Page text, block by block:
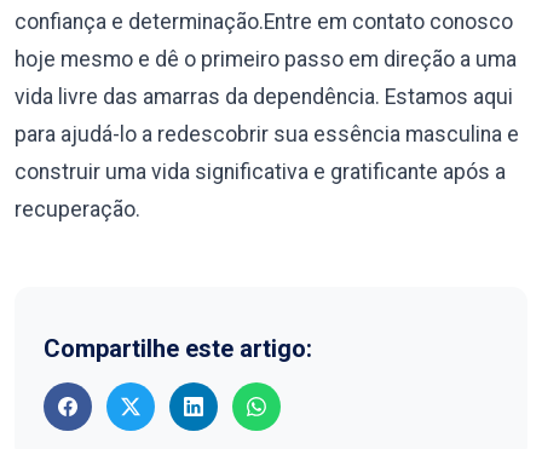
confiança e determinação.Entre em contato conosco
hoje mesmo e dê o primeiro passo em direção a uma
vida livre das amarras da dependência. Estamos aqui
para ajudá-lo a redescobrir sua essência masculina e
construir uma vida significativa e gratificante após a
recuperação.
Compartilhe este artigo: